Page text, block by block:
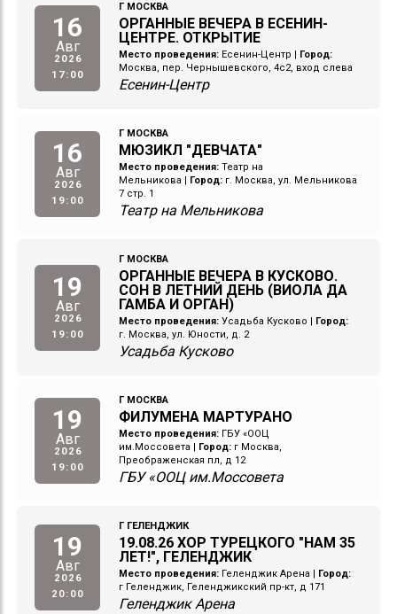
16
Авг
2026
17:00
Г МОСКВА
ОРГАННЫЕ ВЕЧЕРА В ЕСЕНИН-
ЦЕНТРЕ. ОТКРЫТИЕ
Место проведения: Есенин-Центр
Город:
Москва, пер. Чернышевского, 4с2, вход слева
Есенин-Центр
16
Авг
2026
19:00
Г МОСКВА
МЮЗИКЛ "ДЕВЧАТА"
Место проведения: Театр на
Мельникова
Город: г. Москва, ул. Мельникова
7 стр. 1
Театр на Мельникова
19
Авг
2026
19:00
Г МОСКВА
ОРГАННЫЕ ВЕЧЕРА В КУСКОВО.
СОН В ЛЕТНИЙ ДЕНЬ (ВИОЛА ДА
ГАМБА И ОРГАН)
Место проведения: Усадьба Кусково
Город:
г. Москва, ул. Юности, д. 2
Усадьба Кусково
19
Авг
2026
19:00
Г МОСКВА
ФИЛУМЕНА МАРТУРАНО
Место проведения: ГБУ «ООЦ
им.Моссовета
Город: г Москва,
Преображенская пл, д 12
ГБУ «ООЦ им.Моссовета
19
Авг
2026
20:00
Г ГЕЛЕНДЖИК
19.08.26 ХОР ТУРЕЦКОГО "НАМ 35
ЛЕТ!", ГЕЛЕНДЖИК
Место проведения: Геленджик Арена
Город:
г Геленджик, Геленджикский пр-кт, д 171
Геленджик Арена